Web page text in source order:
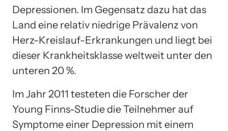
Depressionen. Im Gegensatz dazu hat das
Land eine relativ niedrige Prävalenz von
Herz-Kreislauf-Erkrankungen und liegt bei
dieser Krankheitsklasse weltweit unter den
unteren 20 %.
Im Jahr 2011 testeten die Forscher der
Young Finns-Studie die Teilnehmer auf
Symptome einer Depression mit einem